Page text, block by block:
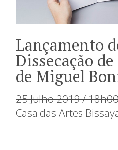
Lançamento
Dissecação
de Miguel
25 Julho 2019 / 18h00
Casa das Artes